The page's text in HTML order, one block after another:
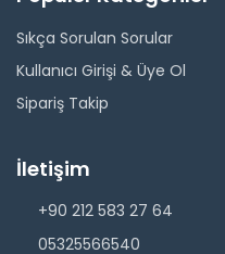
Sıkça Sorulan Sorular
Kullanıcı Girişi & Üye Ol
Sipariş Takip
İletişim
+90 212 583 27 64
05325566540